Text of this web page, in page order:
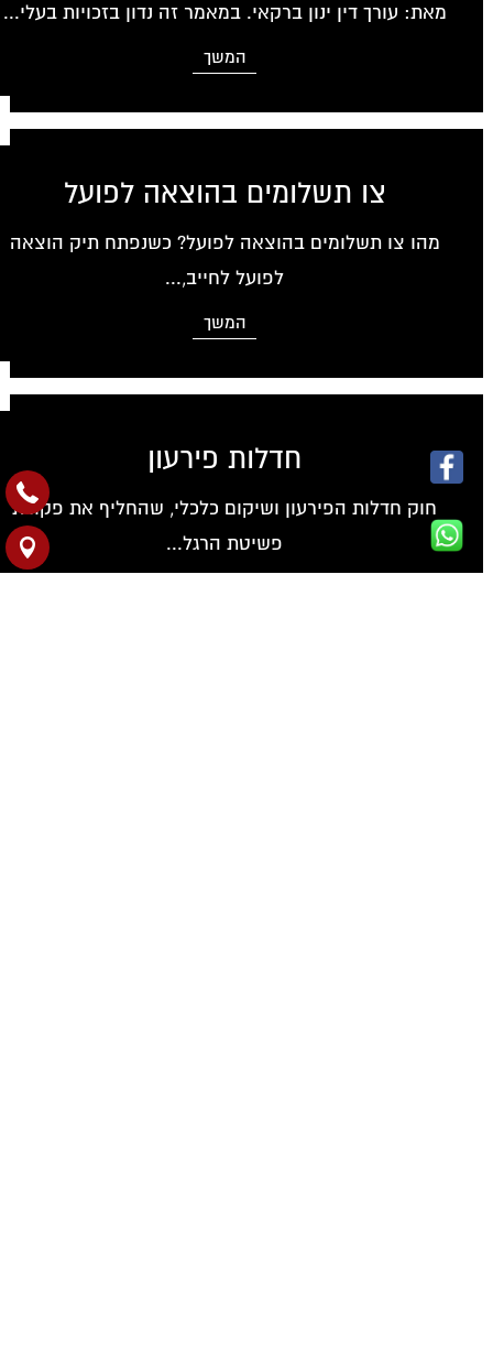
מאת: עורך דין ינון ברקאי. במאמר זה נדון בזכויות בעלי...
המשך
צו תשלומים בהוצאה לפועל
מהו צו תשלומים בהוצאה לפועל? כשנפתח תיק הוצאה
לפועל לחייב,...
המשך
חדלות פירעון
חוק חדלות הפירעון ושיקום כלכלי, שהחליף את פקודת
פשיטת הרגל...